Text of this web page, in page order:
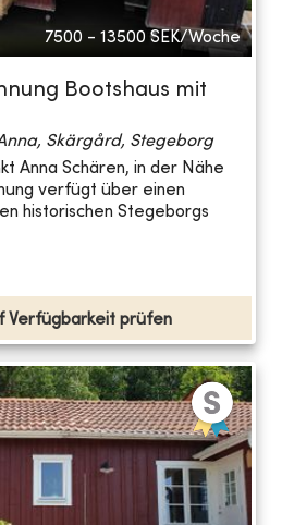
7500 - 13500 SEK/Woche
Bootshaus mit
Skärgård, Stegeborg
Anna Schären, in der Nähe
verfügt über einen
historischen Stegeborgs
Verfügbarkeit prüfen